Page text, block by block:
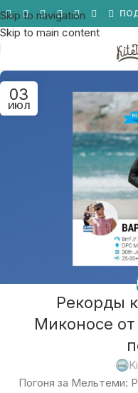
Skip to navigation
Skip to main content
03
ИЮЛ
Рекорды
Миконосе
Погоня за Мельтеми: